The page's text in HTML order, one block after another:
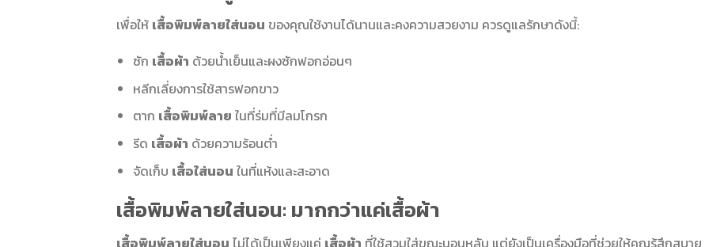
เพื่อให้ เสื้อพิมพ์ลายใส่นอน ของคุณใช้งานได้นานและคงความสวยงาม ควรดูแลรักษาดังนี้:
ซัก เสื้อผ้า ด้วยน้ำเย็นและผงซักฟอกอ่อนๆ
หลีกเลี่ยงการใช้สารฟอกขาว
ตาก เสื้อพิมพ์ลาย ในที่ร่มที่มีลมโกรก
รีด เสื้อผ้า ด้วยความร้อนต่ำ
จัดเก็บ เสื้อใส่นอน ในที่แห้งและสะอาด
เสื้อพิมพ์ลายใส่นอน: มากกว่าแค่เสื้อผ้า